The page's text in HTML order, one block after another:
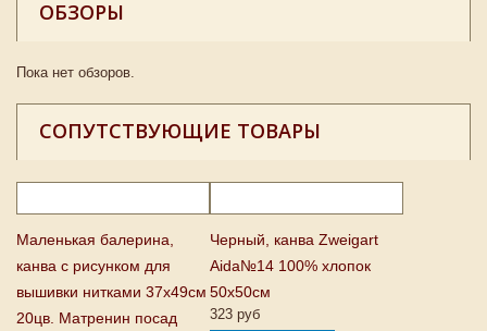
ОБЗОРЫ
Пока нет обзоров.
СОПУТСТВУЮЩИЕ ТОВАРЫ
Маленькая балерина,
канва с рисунком для
вышивки нитками 37х49см
20цв. Матренин посад
Черный, канва Zweigart
Aida№14 100% хлопок
50х50см
323 руб